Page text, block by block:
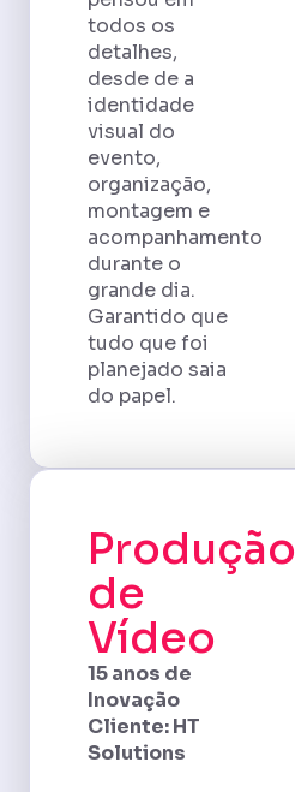
todos os
detalhes,
desde de a
identidade
visual do
evento,
organização,
montagem e
acompanhamento
durante o
grande dia.
Garantido que
tudo que foi
planejado saia
do papel.
Produção
de
Vídeo
15 anos de
Inovação
Cliente: HT
Solutions